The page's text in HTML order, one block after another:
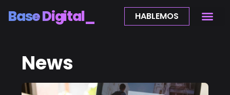
Base Digital_ HABLEMOS
News